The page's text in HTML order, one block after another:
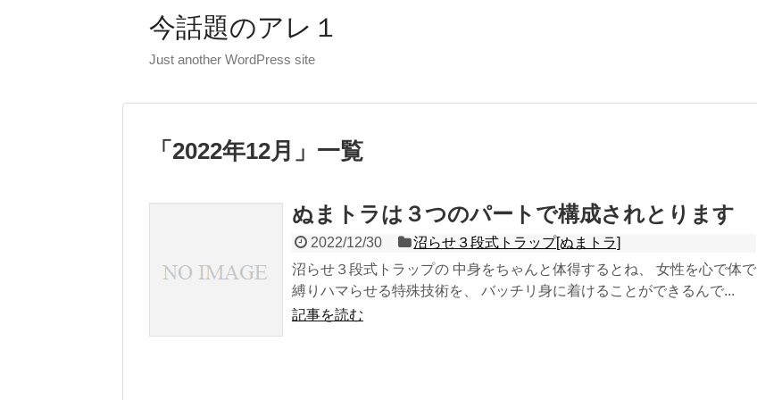
今話題のアレ１
Just another WordPress site
「 2022年12月 」 一覧
ぬまトラは３つのパートで構成されとります
2022/12/30
沼らせ３段式トラップ[ぬまトラ]
沼らせ３段式トラップの 中身をちゃんと体得するとね、 女性を心で体で
縛りハマらせる特殊技術を、 バッチリ身に着けることができるんで...
記事を読む